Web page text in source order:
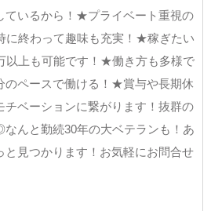
ているから！★プライベート重視の
に終わって趣味も充実！★稼ぎたい
以上も可能です！★働き方も多様で
のペースで働ける！★賞与や長期休
チベーションに繋がります！抜群の
んと勤続30年の大ベテランも！あ
と見つかります！お気軽にお問合せ